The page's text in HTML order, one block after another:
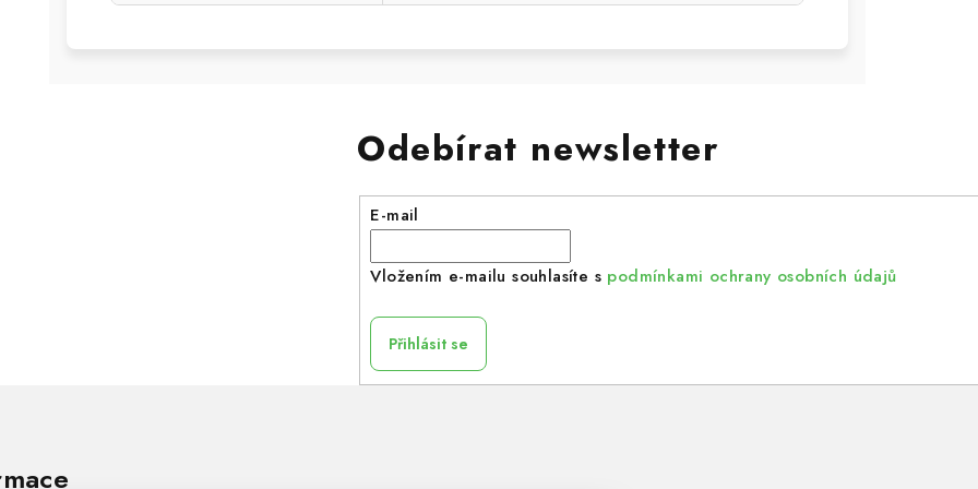
Odebírat newsletter
E-mail
Vložením e-mailu souhlasíte s podmínkami ochrany osobních údajů
Přihlásit se